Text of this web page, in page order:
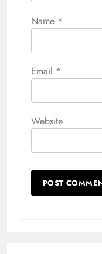
Name *
Email *
Website